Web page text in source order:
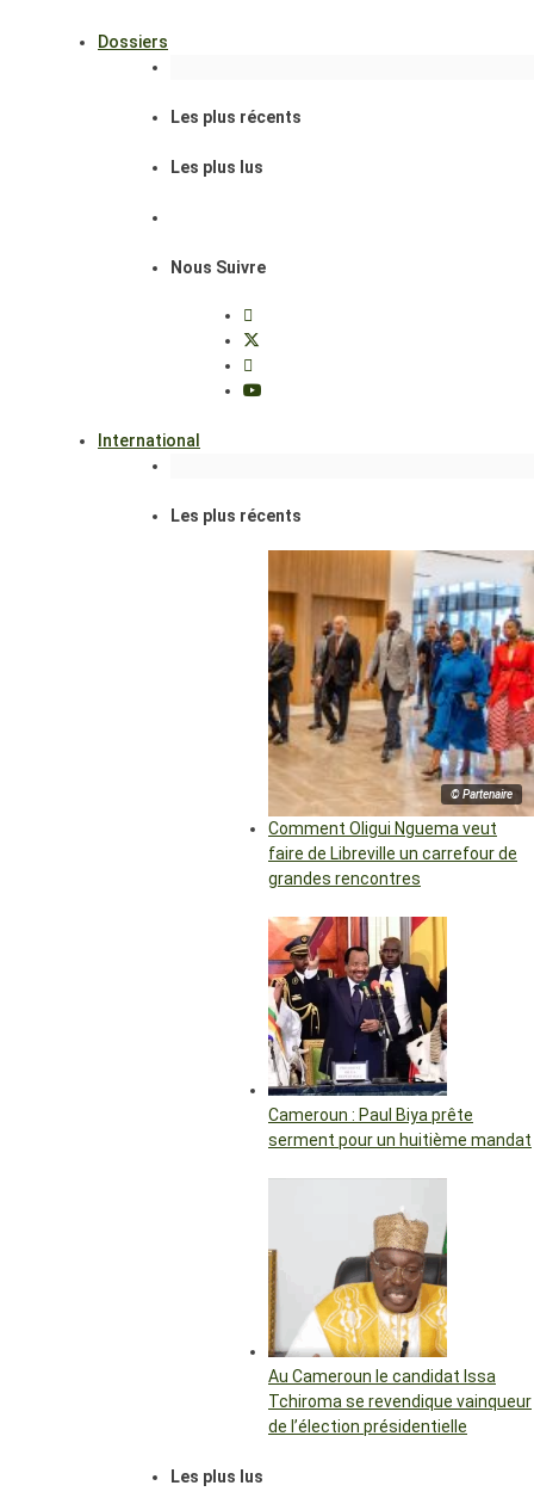
Dossiers
Les plus récents
Les plus lus
Nous Suivre
International
Les plus récents
© Partenaire
Comment Oligui Nguema veut
faire de Libreville un carrefour de
grandes rencontres
Cameroun : Paul Biya prête
serment pour un huitième mandat
Au Cameroun le candidat Issa
Tchiroma se revendique vainqueur
de l’élection présidentielle
Les plus lus